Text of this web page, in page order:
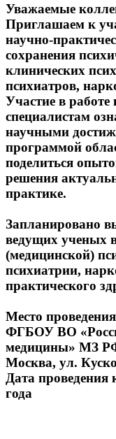
Уважаемые
Приглашаем к
научно-
сохранения
клинических
психиатров,
Участие в
специалистам
научными
программой
поделиться
решения
практике.
Запланировано
ведущих ученых
(медицинской)
психиатрии,
практического
Место
ФГБОУ ВО
медицины» МЗ
Москва, ул.
Дата проведения
года